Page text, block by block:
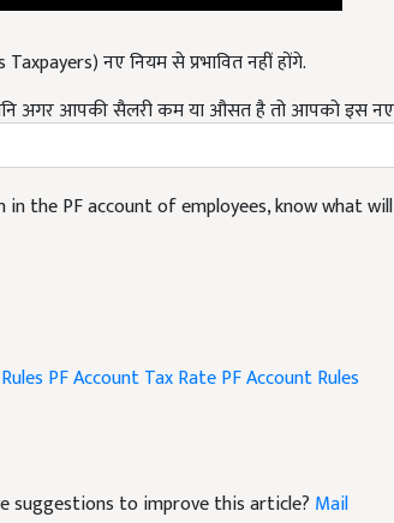
यानि अगर आपकी सैलरी कम या औसत है तो आपको इस नए
the PF account of employees, know what will
suggestions to improve this article?